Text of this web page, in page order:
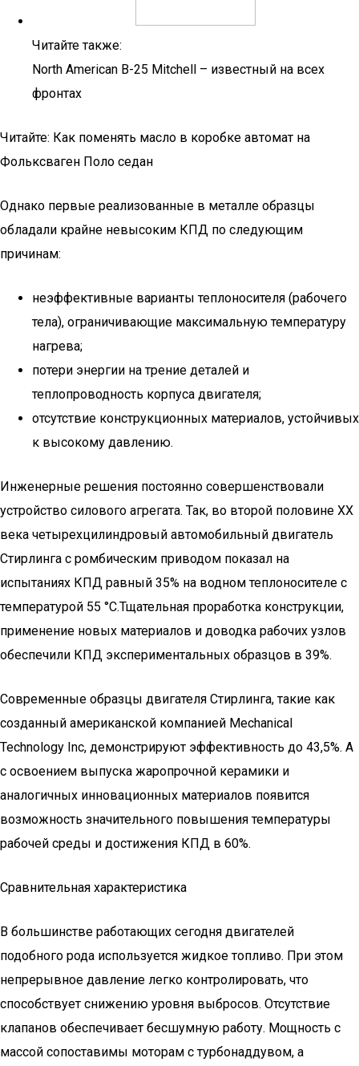
Читайте также:
North American B-25 Mitchell – известный на всех
фронтах
Читайте: Как поменять масло в коробке автомат на
Фольксваген Поло седан
Однако первые реализованные в металле образцы
обладали крайне невысоким КПД по следующим
причинам:
неэффективные варианты теплоносителя (рабочего
тела), ограничивающие максимальную температуру
нагрева;
потери энергии на трение деталей и
теплопроводность корпуса двигателя;
отсутствие конструкционных материалов, устойчивых
к высокому давлению.
Инженерные решения постоянно совершенствовали
устройство силового агрегата. Так, во второй половине XX
века четырехцилиндровый автомобильный двигатель
Стирлинга с ромбическим приводом показал на
испытаниях КПД равный 35% на водном теплоносителе с
температурой 55 °C.Тщательная проработка конструкции,
применение новых материалов и доводка рабочих узлов
обеспечили КПД экспериментальных образцов в 39%.
Современные образцы двигателя Стирлинга, такие как
созданный американской компанией Mechanical
Technology Inc, демонстрируют эффективность до 43,5%. А
с освоением выпуска жаропрочной керамики и
аналогичных инновационных материалов появится
возможность значительного повышения температуры
рабочей среды и достижения КПД в 60%.
Сравнительная характеристика
В большинстве работающих сегодня двигателей
подобного рода используется жидкое топливо. При этом
непрерывное давление легко контролировать, что
способствует снижению уровня выбросов. Отсутствие
клапанов обеспечивает бесшумную работу. Мощность с
массой сопоставимы моторам с турбонаддувом, а